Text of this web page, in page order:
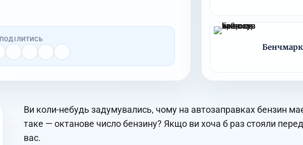
ПОДІЛИТИСЬ
Ви коли-небудь задумувались, чому на автозаправках бензин має
таке — октанове число бензину? Якщо ви хоча б раз стояли
вас.